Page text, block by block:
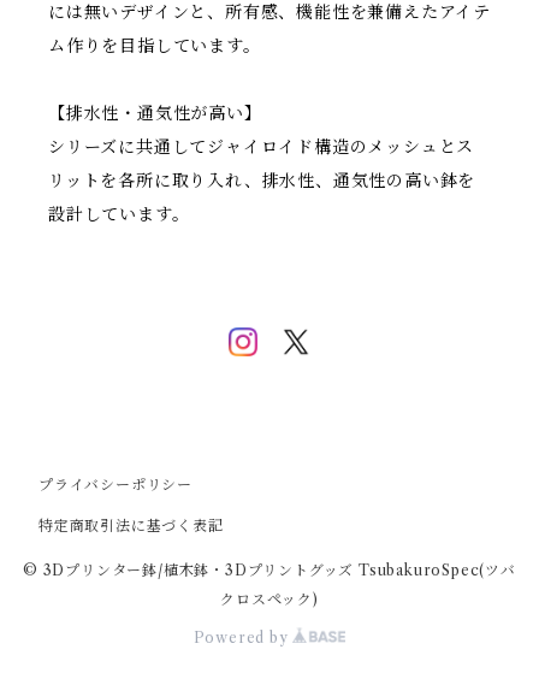
には無いデザインと、所有感、機能性を兼備えたアイテ
ム作りを目指しています。
【排水性・通気性が高い】
シリーズに共通してジャイロイド構造のメッシュとス
リットを各所に取り入れ、排水性、通気性の高い鉢を
設計しています。
プライバシーポリシー
特定商取引法に基づく表記
© 3Dプリンター鉢/植木鉢・3Dプリントグッズ TsubakuroSpec(ツバ
クロスペック)
Powered by